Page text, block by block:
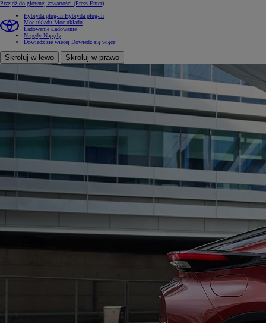
Przejdź do głównej zawartości (Press Enter)
Hybryda plug-in Hybryda plug-in
Moc układu Moc układu
Ładowanie Ładowanie
Napędy Napędy
Dowiedz się więcej Dowiedz się więcej
Skroluj w lewo Skroluj w prawo